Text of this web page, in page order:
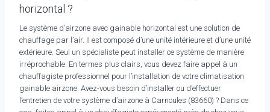
horizontal ?
Le système d’airzone avec gainable horizontal est une solution de
chauffage par l’air. Il est composé d’une unité intérieure et d’une unité
extérieure. Seul un spécialiste peut installer ce système de manière
irréprochable. En termes plus clairs, vous devez faire appel à un
chauffagiste professionnel pour l’installation de votre climatisation
gainable airzone. Avez-vous besoin d’installer ou d’effectuer
l’entretien de votre système d’airzone à Carnoules (83660) ? Dans ce